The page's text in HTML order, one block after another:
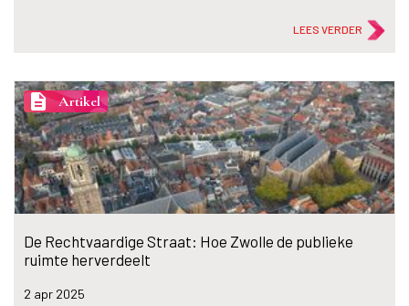
LEES VERDER
description Artikel
De Rechtvaardige Straat: Hoe Zwolle de publieke
ruimte herverdeelt
2 apr 2025